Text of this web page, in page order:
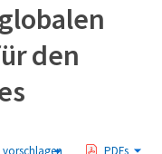
den
PDFs